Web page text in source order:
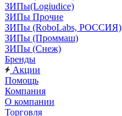
ЗИПы(Logiudice)
ЗИПы Прочие
ЗИПы (RoboLabs, РОССИЯ)
ЗИПы (Проммаш)
ЗИПы (Снеж)
Бренды
Акции
Помощь
Компания
О компании
Торговля